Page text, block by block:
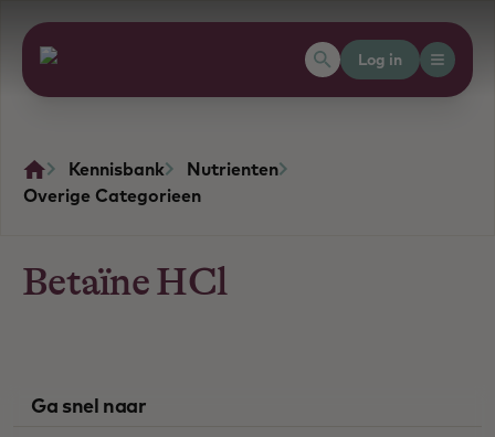
Log in
Kennisbank
Nutrienten
Overige Categorieen
Betaïne HCl
Ga snel naar